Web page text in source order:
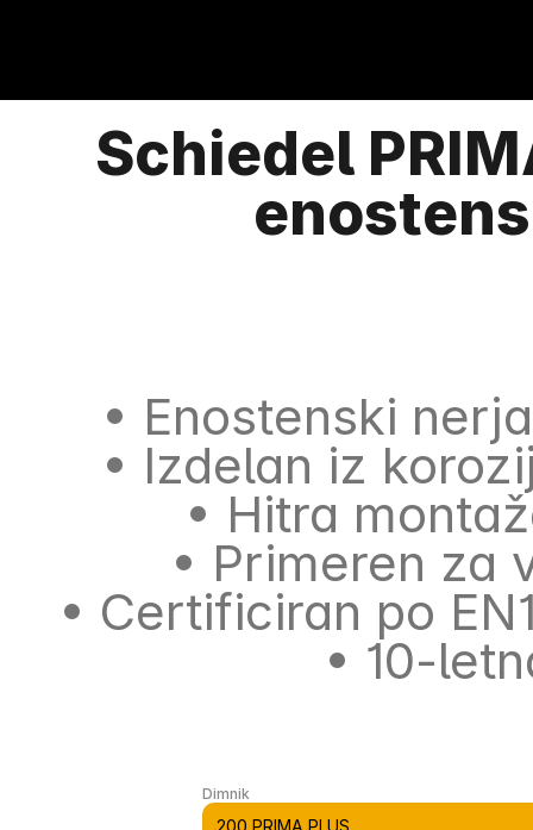
Schiedel
• Enostenski
• Izdelan iz
• Hitra
• Primeren za
• Certificiran po
• 10-
Dimnik